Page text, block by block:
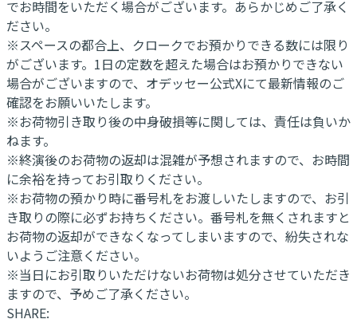
でお時間をいただく場合がございます。あらかじめご了承く
ださい。
※スペースの都合上、クロークでお預かりできる数には限り
がございます。1日の定数を超えた場合はお預かりできない
場合がございますので、オデッセー公式Xにて最新情報のご
確認をお願いいたします。
※お荷物引き取り後の中身破損等に関しては、責任は負いか
ねます。
※終演後のお荷物の返却は混雑が予想されますので、お時間
に余裕を持ってお引取りください。
※お荷物の預かり時に番号札をお渡しいたしますので、お引
き取りの際に必ずお持ちください。番号札を無くされますと
お荷物の返却ができなくなってしまいますので、紛失されな
いようご注意ください。
※当日にお引取りいただけないお荷物は処分させていただき
ますので、予めご了承ください。
SHARE: